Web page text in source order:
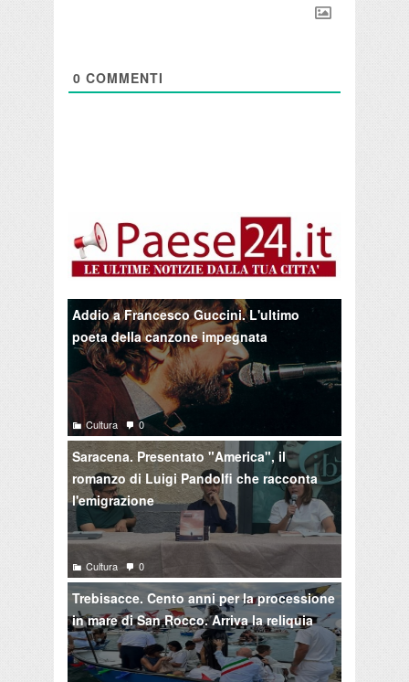
0 COMMENTI
Addio a Francesco Guccini. L'ultimo
poeta della canzone impegnata
Cultura 0
Saracena. Presentato "America", il
romanzo di Luigi Pandolfi che racconta
l'emigrazione
Cultura 0
Trebisacce. Cento anni per la processione
in mare di San Rocco. Arriva la reliquia